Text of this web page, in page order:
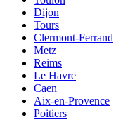
Dijon
Tours
Clermont-Ferrand
Metz
Reims
Le Havre
Caen
Aix-en-Provence
Poitiers